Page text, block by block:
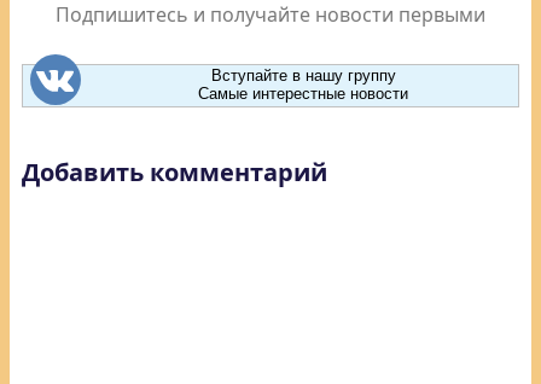
Подпишитесь и получайте новости первыми
Вступайте в нашу группу
Самые интерестные новости
Добавить комментарий